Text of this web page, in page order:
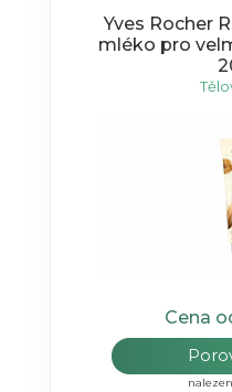
Yves Rocher
mléko pro
Cena